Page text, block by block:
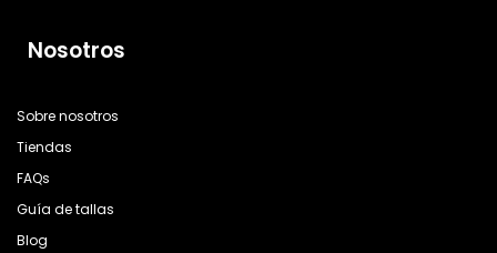
Nosotros
Sobre nosotros
Tiendas
FAQs
Guía de tallas
Blog